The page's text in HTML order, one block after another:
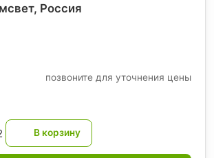
, Россия
позвоните для уточнения цены